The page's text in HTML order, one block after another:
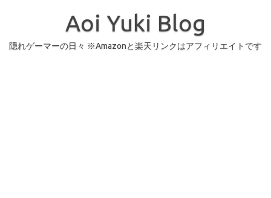
Aoi Yuki Blog
隠れゲーマーの日々 ※Amazonと楽天リンクはアフィリエイトです